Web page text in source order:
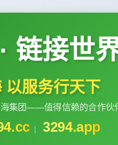
链接世
以服务行天下
集团——值得信赖的合作伙
| 3294.app